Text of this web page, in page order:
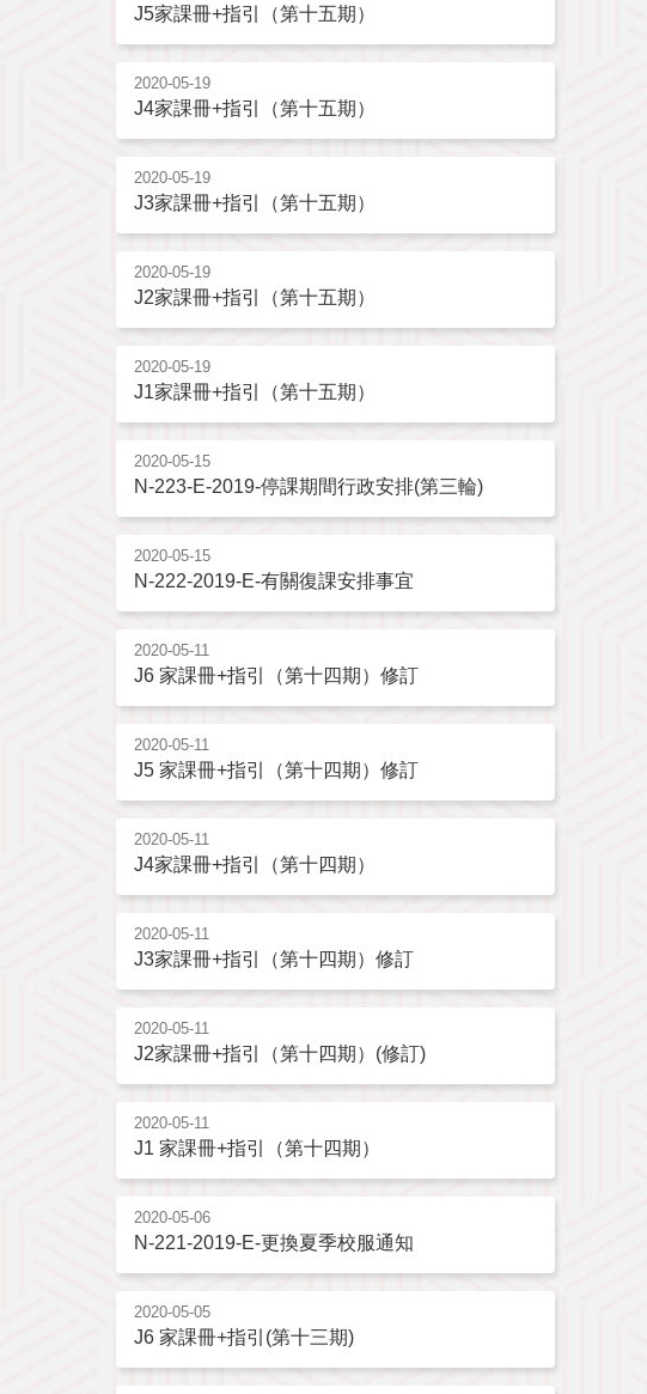
J5家課冊+指引（第十五期）
2020-05-19
J4家課冊+指引（第十五期）
2020-05-19
J3家課冊+指引（第十五期）
2020-05-19
J2家課冊+指引（第十五期）
2020-05-19
J1家課冊+指引（第十五期）
2020-05-15
N-223-E-2019-停課期間行政安排(第三輪)
2020-05-15
N-222-2019-E-有關復課安排事宜
2020-05-11
J6 家課冊+指引（第十四期）修訂
2020-05-11
J5 家課冊+指引（第十四期）修訂
2020-05-11
J4家課冊+指引（第十四期）
2020-05-11
J3家課冊+指引（第十四期）修訂
2020-05-11
J2家課冊+指引（第十四期）(修訂)
2020-05-11
J1 家課冊+指引（第十四期）
2020-05-06
N-221-2019-E-更換夏季校服通知
2020-05-05
J6 家課冊+指引(第十三期)